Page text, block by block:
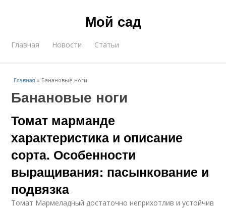
Мой сад
Главная Новости Статьи
Главная » Банановые ноги
Банановые ноги
Томат марманде
характеристика и описание
сорта. Особенности
выращивания: пасынкование и
подвязка
Томат Мармеладный достаточно неприхотлив и устойчив